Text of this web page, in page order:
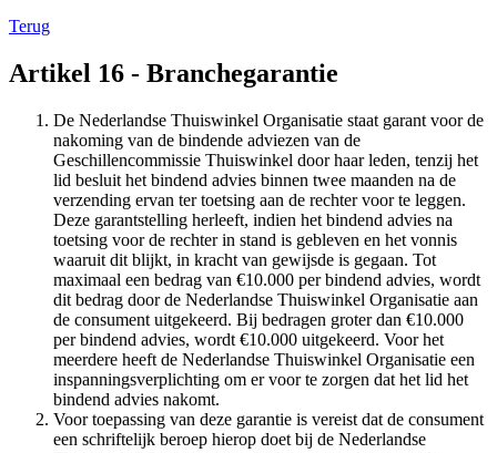
Terug
Artikel 16 - Branchegarantie
De Nederlandse Thuiswinkel Organisatie staat garant voor de
nakoming van de bindende adviezen van de
Geschillencommissie Thuiswinkel door haar leden, tenzij het
lid besluit het bindend advies binnen twee maanden na de
verzending ervan ter toetsing aan de rechter voor te leggen.
Deze garantstelling herleeft, indien het bindend advies na
toetsing voor de rechter in stand is gebleven en het vonnis
waaruit dit blijkt, in kracht van gewijsde is gegaan. Tot
maximaal een bedrag van €10.000 per bindend advies, wordt
dit bedrag door de Nederlandse Thuiswinkel Organisatie aan
de consument uitgekeerd. Bij bedragen groter dan €10.000
per bindend advies, wordt €10.000 uitgekeerd. Voor het
meerdere heeft de Nederlandse Thuiswinkel Organisatie een
inspanningsverplichting om er voor te zorgen dat het lid het
bindend advies nakomt.
Voor toepassing van deze garantie is vereist dat de consument
een schriftelijk beroep hierop doet bij de Nederlandse